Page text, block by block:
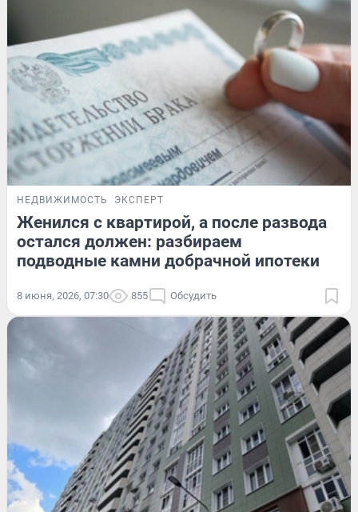
НЕДВИЖИМОСТЬ ЭКСПЕРТ
Женился с квартирой, а после развода
остался должен: разбираем
подводные камни добрачной ипотеки
8 июня, 2026, 07:30 855 Обсудить